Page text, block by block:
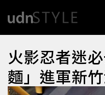
火影忍者迷
麵」進軍新